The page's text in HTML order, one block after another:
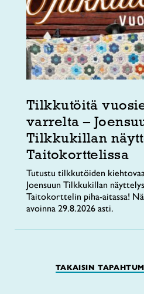
Tilkkutöitä
varrelta –
Tilkkukillan
Taitokorttelissa
Tutustu tilkkutöiden
Joensuun Tilkkukillan
Taitokorttelin piha-aitassa!
avoinna 29.8.2026 asti.
TAKAISIN